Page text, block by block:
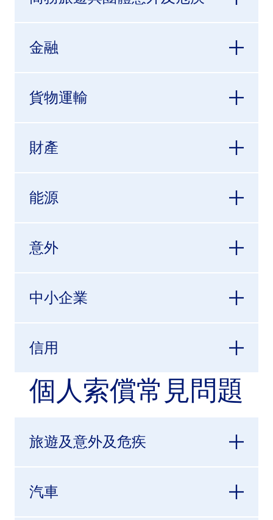
金融
貨物運輸
財產
能源
意外
中小企業
信用
個人索償常見問題
旅遊及意外及危疾
汽車